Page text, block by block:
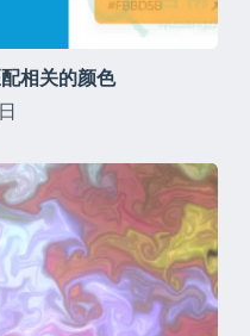
相关的颜色